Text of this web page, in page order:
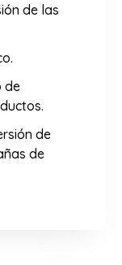
de las
de
de
de